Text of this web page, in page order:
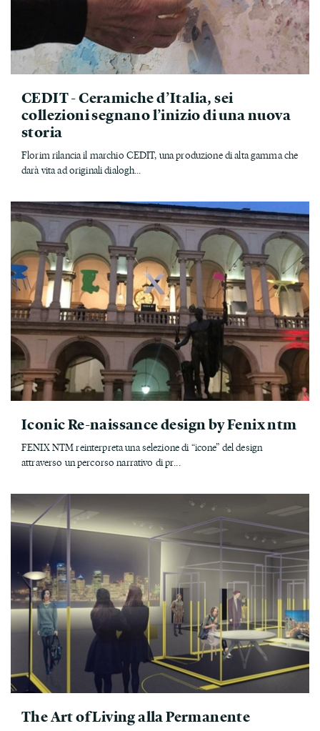
CEDIT - Ceramiche d’Italia, sei
collezioni segnano l’inizio di una nuova
storia
Florim rilancia il marchio CEDIT, una produzione di alta gamma che
darà vita ad originali dialogh...
Iconic Re-naissance design by Fenix ntm
FENIX NTM reinterpreta una selezione di “icone” del design
attraverso un percorso narrativo di pr...
The Art of Living alla Permanente